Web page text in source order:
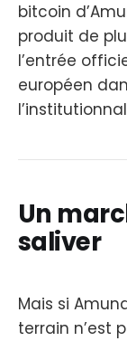
bitcoin
produit de
l’entrée
européen
Un
saliver
Mais si
terrain n’est